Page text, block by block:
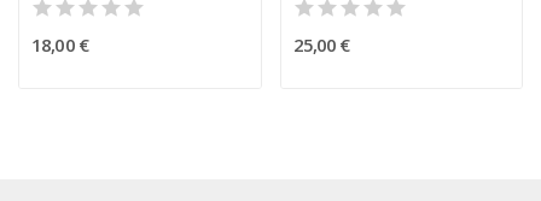
18,00 € 25,00 €